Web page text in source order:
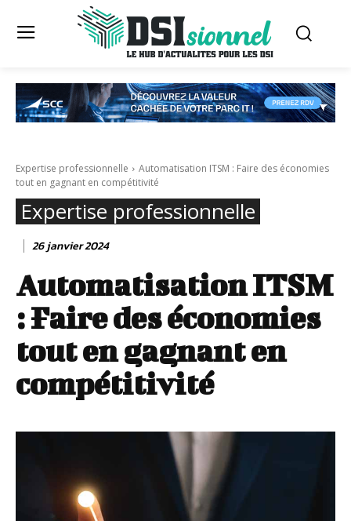
Expertise professionnelle
Automatisation ITSM : Faire des économies
tout en gagnant en compétitivité
Expertise professionnelle
26 janvier 2024
Automatisation ITSM
: Faire des économies
tout en gagnant en
compétitivité